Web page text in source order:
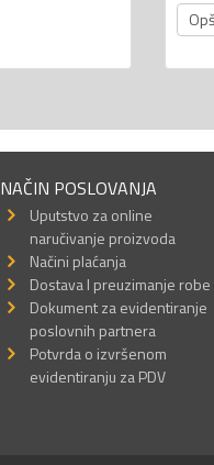
NAČIN POSLOVANJA
Uputstvo za online
naručivanje proizvoda
Načini plaćanja
Dostava I preuzimanje robe
Dokument za evidentiranje
poslovnih partnera
Potvrda o izvršenom
evidentiranju za PDV